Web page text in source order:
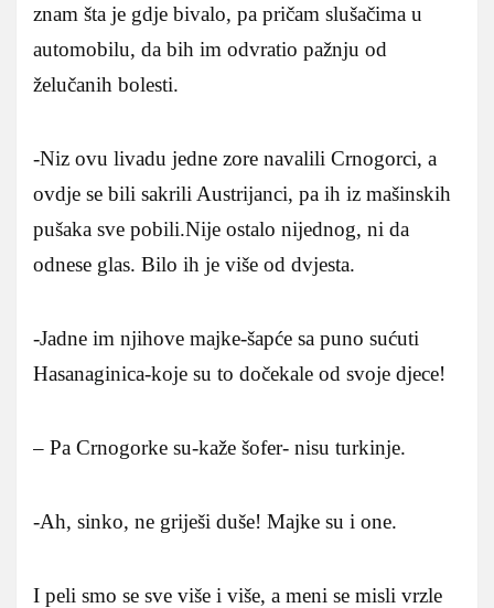
znam šta je gdje bivalo, pa pričam slušačima u
automobilu, da bih im odvratio pažnju od
želučanih bolesti.
-Niz ovu livadu jedne zore navalili Crnogorci, a
ovdje se bili sakrili Austrijanci, pa ih iz mašinskih
pušaka sve pobili.Nije ostalo nijednog, ni da
odnese glas. Bilo ih je više od dvjesta.
-Jadne im njihove majke-šapće sa puno sućuti
Hasanaginica-koje su to dočekale od svoje djece!
– Pa Crnogorke su-kaže šofer- nisu turkinje.
-Ah, sinko, ne griješi duše! Majke su i one.
I peli smo se sve više i više, a meni se misli vrzle